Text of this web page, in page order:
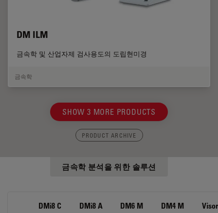
DM ILM
금속학 및 산업자제 검사용도의 도립현미경
금속학
SHOW 3 MORE PRODUCTS
PRODUCT ARCHIVE
금속학 분석을 위한 솔루션
DMi8 C DMi8 A DM6 M DM4 M